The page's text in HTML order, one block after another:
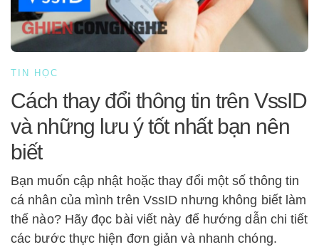
TIN HỌC
Cách thay đổi thông tin trên VssID
và những lưu ý tốt nhất bạn nên
biết
Bạn muốn cập nhật hoặc thay đổi một số thông tin
cá nhân của mình trên VssID nhưng không biết làm
thế nào? Hãy đọc bài viết này để hướng dẫn chi tiết
các bước thực hiện đơn giản và nhanh chóng.